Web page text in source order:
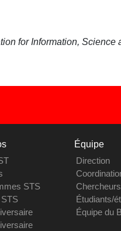
for Information, Science
STS
Équipe
Direction
Étudiants/
Équipe du